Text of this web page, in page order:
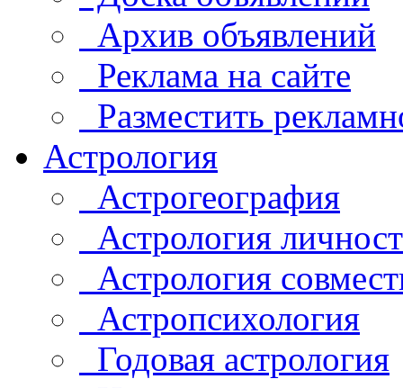
Архив объявлений
Реклама на сайте
Разместить
Астрология
Астрогеография
Астрология
Астрология
Астропсихология
Годовая астрология